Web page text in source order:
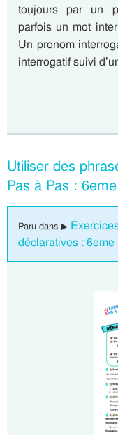
toujours par un
parfois un mot
Un pronom
interrogatif suivi
Utiliser des
Pas à Pas :
Paru dans ▶
déclaratives :